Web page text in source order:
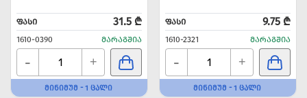
ᲤᲐᲡᲘ 31.5 ₾
1610-0390 ᲛᲐᲠᲐᲒᲨᲘᲐ
- +
ᲛᲘᲜᲘᲛᲣᲛ - 1 ᲪᲐᲚᲘ
ᲤᲐᲡᲘ 9.75 ₾
1610-2321 ᲛᲐᲠᲐᲒᲨᲘᲐ
- +
ᲛᲘᲜᲘᲛᲣᲛ - 1 ᲪᲐᲚᲘ